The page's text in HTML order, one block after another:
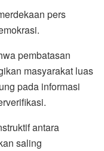
pers
pembatasan
masyarakat luas
pada informasi
antara
saling